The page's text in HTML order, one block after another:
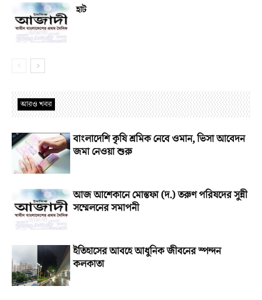
হাট
আরও খবর
বাংলাদেশি কৃষি শ্রমিক নেবে ওমান, ভিসা আবেদন
জমা নেওয়া শুরু
আজ আশেকানে মোস্তফা (দ.) তরুণ পরিষদের সুন্নী
সম্মেলনের সমাপনী
ইতিহাসের আবহে আধুনিক জীবনের স্পন্দন
কলকাতা